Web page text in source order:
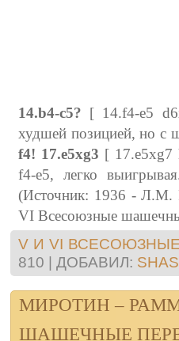
14.b4-c5? [ 14.f4-e5
худшей позицией, но с
f4! 17.e5xg3 [ 17.e5xg7
f4-e5, легко
(Источник: 1936 -
VI Всесоюзные
V И VI
810 | ДОБАВИЛ:
МИРОТИН –
ШАШЕЧНЫЕ